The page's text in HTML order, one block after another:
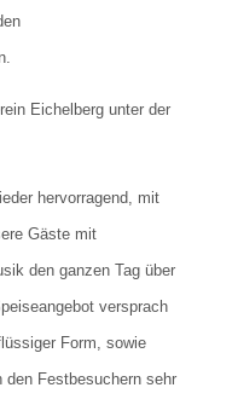
Eichelberg unter der
hervorragend, mit
Gäste mit
den ganzen Tag über
versprach
Form, sowie
den Festbesuchern sehr